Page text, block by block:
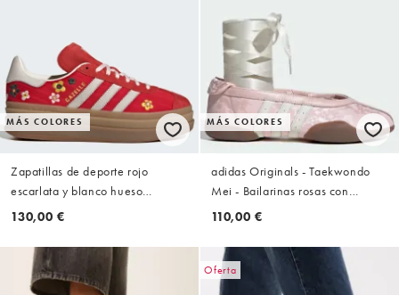
MÁS COLORES
Zapatillas de deporte rojo
escarlata y blanco hueso
Gazelle Bold de adidas
130,00 €
MÁS COLORES
adidas Originals - Taekwondo
Mei - Bailarinas rosas con
detalle floral
110,00 €
Oferta